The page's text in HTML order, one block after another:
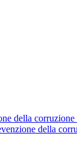
della corruzione
della